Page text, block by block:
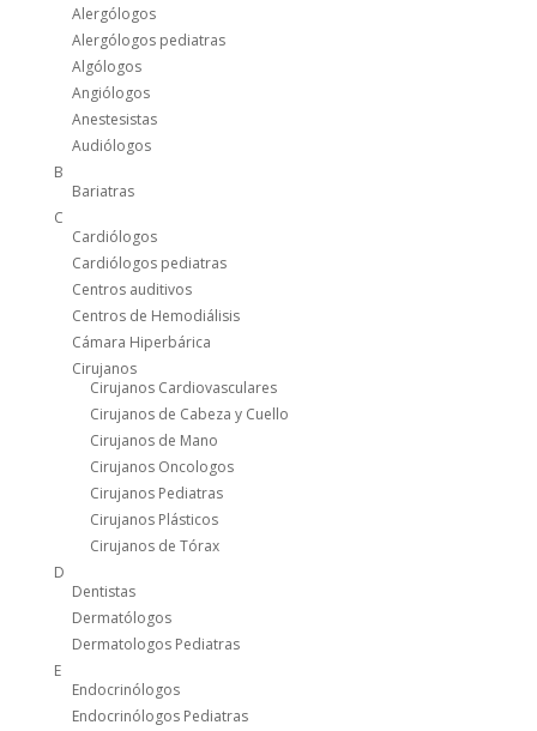
Alergólogos
Alergólogos pediatras
Algólogos
Angiólogos
Anestesistas
Audiólogos
B
Bariatras
C
Cardiólogos
Cardiólogos pediatras
Centros auditivos
Centros de Hemodiálisis
Cámara Hiperbárica
Cirujanos
Cirujanos Cardiovasculares
Cirujanos de Cabeza y Cuello
Cirujanos de Mano
Cirujanos Oncologos
Cirujanos Pediatras
Cirujanos Plásticos
Cirujanos de Tórax
D
Dentistas
Dermatólogos
Dermatologos Pediatras
E
Endocrinólogos
Endocrinólogos Pediatras